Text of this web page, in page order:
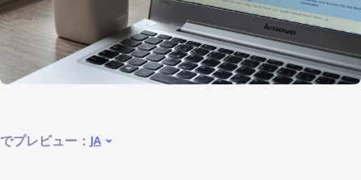
でプレビュー： JA